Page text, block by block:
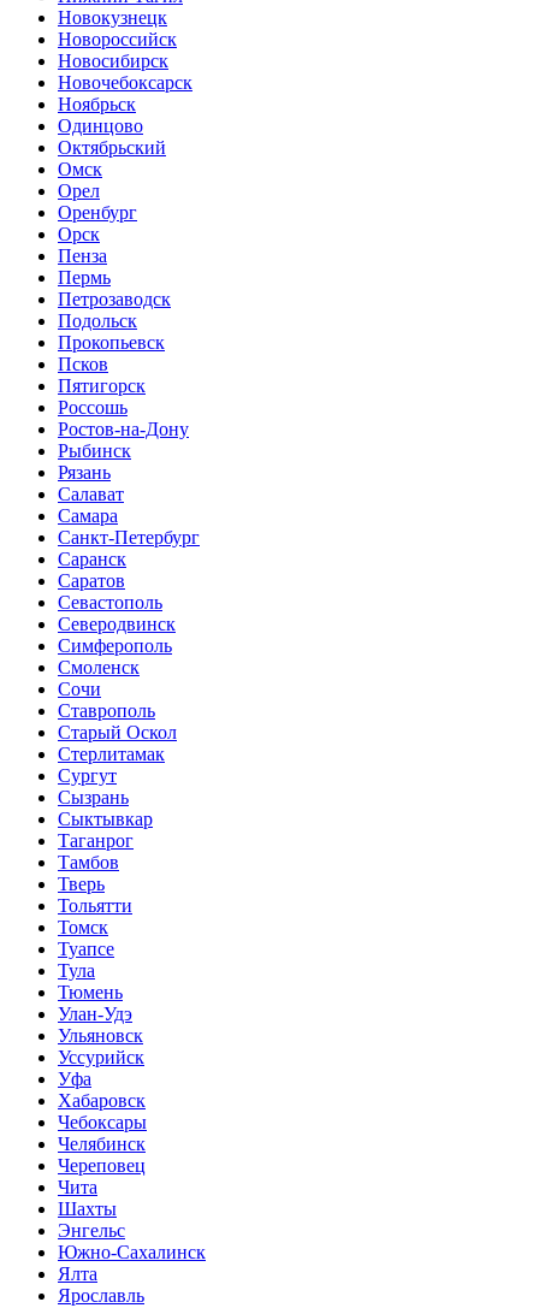
Новокузнецк
Новороссийск
Новосибирск
Новочебоксарск
Ноябрьск
Одинцово
Октябрьский
Омск
Орел
Оренбург
Орск
Пенза
Пермь
Петрозаводск
Подольск
Прокопьевск
Псков
Пятигорск
Россошь
Ростов-на-Дону
Рыбинск
Рязань
Салават
Самара
Санкт-Петербург
Саранск
Саратов
Севастополь
Северодвинск
Симферополь
Смоленск
Сочи
Ставрополь
Старый Оскол
Стерлитамак
Сургут
Сызрань
Сыктывкар
Таганрог
Тамбов
Тверь
Тольятти
Томск
Туапсе
Тула
Тюмень
Улан-Удэ
Ульяновск
Уссурийск
Уфа
Хабаровск
Чебоксары
Челябинск
Череповец
Чита
Шахты
Энгельс
Южно-Сахалинск
Ялта
Ярославль